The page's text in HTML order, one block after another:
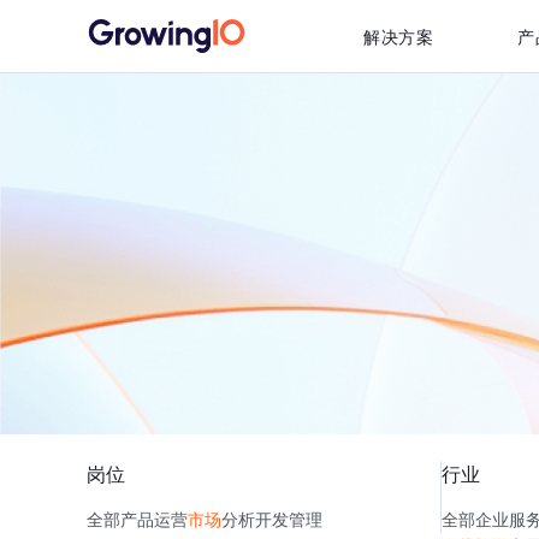
解决方案 产
岗位
全部产品运营市场分析开发管理
行业
全部企业服